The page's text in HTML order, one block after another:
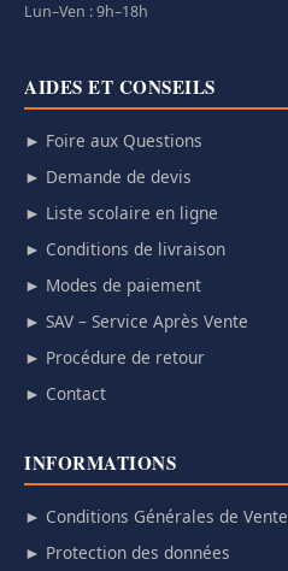
Lun–Ven : 9h–18h
AIDES ET CONSEILS
► Foire aux Questions
► Demande de devis
► Liste scolaire en ligne
► Conditions de livraison
► Modes de paiement
► SAV – Service Après Vente
► Procédure de retour
► Contact
INFORMATIONS
► Conditions Générales de Vente
► Protection des données